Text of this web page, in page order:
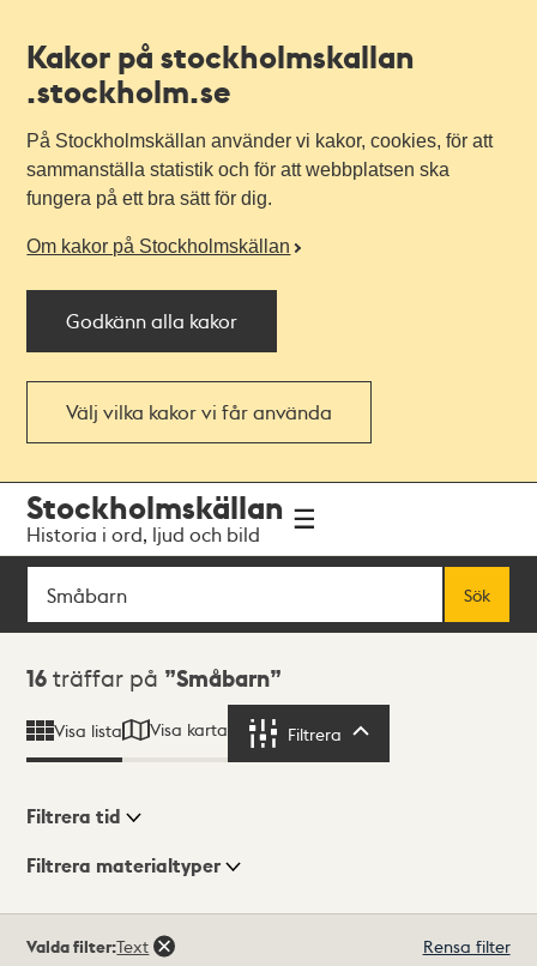
Kakor på stockholmskallan
.stockholm.se
På Stockholmskällan använder vi kakor, cookies, för att
sammanställa statistik och för att webbplatsen ska
fungera på ett bra sätt för dig.
Om kakor på Stockholmskällan
Godkänn alla kakor
Välj vilka kakor vi får använda
navigationen
huvudinnehållet
Stockholmskällan
Historia i ord, ljud och bild
Sök
Sök
Sökresultat
16 träffar på Småbarn
Visa lista Visa karta Filtrera
Visningsläge
Filtrera tid
Filtrera materialtyper
träffar
Valda filter:Text Rensa filter